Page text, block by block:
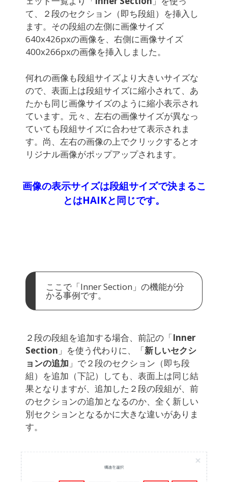
て、２段のセクション（即ち段組）を挿入し
ます。その段組の左側に画像サイズ
640x426pxの画像を、右側に画像サイズ
400x266pxの画像を挿入しました。
何れの画像も段組サイズより大きいサイズな
ので、表面上は段組サイズに縮小されて、あ
たかも同じ画像サイズのように縮小表示され
ています。元々、左右の画像サイズが異なっ
ていても段組サイズに合わせて表示されま
す。尚、左右の画像の上でクリックするとオ
リジナル画像がポップアップされます。
画像の表示サイズは段組サイズで決まるこ
とはHAIKと同じです。
ここで「Inner Section」の機能が分
かる事例です。
２段の段組を追加する場合、前記の「Inner
Section 」を使う代わりに、「新しいセクシ
ョンの追加 」で２段のセクション（即ち段
組）を追加（下記）しても、表面上は同じ結
果となりますが、追加した２段の段組が、前
のセクションの追加となるのか、全く新しい
別セクションとなるかに大きな違いがありま
す。